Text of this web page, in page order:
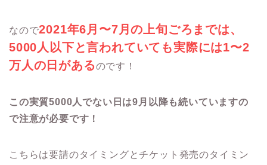
なので2021年6月〜7月の上旬ごろまでは、
5000人以下と言われていても実際には1〜2
万人の日があるのです！
この実質5000人でない日は9月以降も続いていますの
で注意が必要です！
こちらは要請のタイミングとチケット発売のタイミン